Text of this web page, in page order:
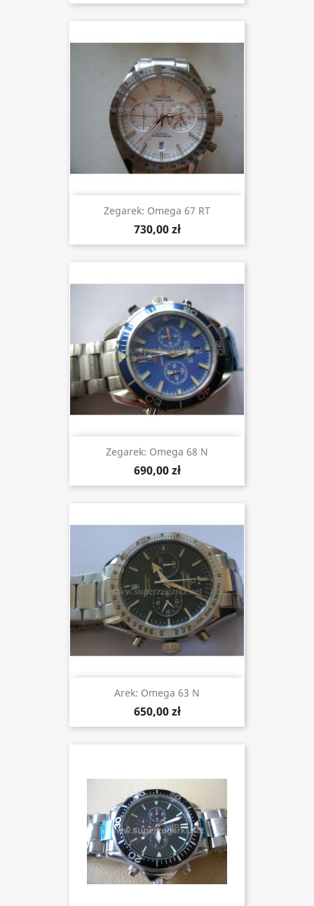
Zegarek: Omega 67 RT
730,00 zł
Zegarek: Omega 68 N
690,00 zł
Arek: Omega 63 N
650,00 zł